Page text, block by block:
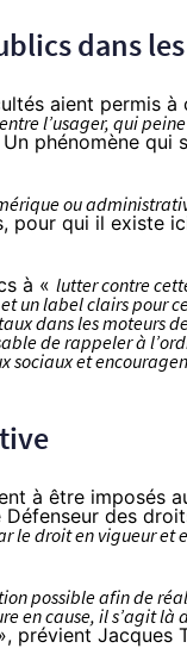
dans
aient permis
l’usager, qui
Un phénomène qui
ou
pour qui il existe
à « lutter contre
un label clairs pour
dans les moteurs
de rappeler à
sociaux et
à être imposés
des
le droit en vigueur et
possible afin de
en cause, il s’agit
prévient Jacques